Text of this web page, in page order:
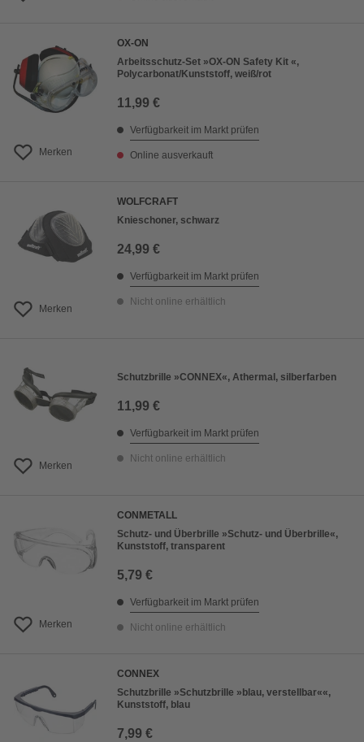
Merken
OX-ON
Arbeitsschutz-Set »OX-ON Safety Kit «,
Polycarbonat/Kunststoff, weiß/rot
11,99 €
Verfügbarkeit im Markt prüfen
Online ausverkauft
Merken
WOLFCRAFT
Knieschoner, schwarz
24,99 €
Verfügbarkeit im Markt prüfen
Nicht online erhältlich
Merken
Schutzbrille »CONNEX«, Athermal, silberfarben
11,99 €
Verfügbarkeit im Markt prüfen
Nicht online erhältlich
Merken
CONMETALL
Schutz- und Überbrille »Schutz- und Überbrille«,
Kunststoff, transparent
5,79 €
Verfügbarkeit im Markt prüfen
Nicht online erhältlich
CONNEX
Schutzbrille »Schutzbrille »blau, verstellbar««,
Kunststoff, blau
7,99 €